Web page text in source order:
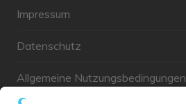
Impressum
Datenschutz
Allgemeine Nutzungsbedingungen